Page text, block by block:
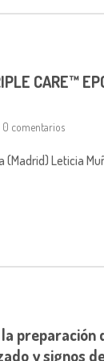
CARE™
0 comentarios
Leticia
preparación
y signos